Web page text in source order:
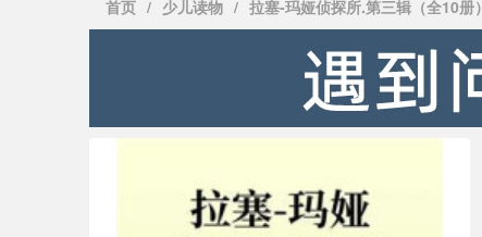
首页 / 少儿读物 / 拉塞-玛娅侦探所.第三辑（全10册）